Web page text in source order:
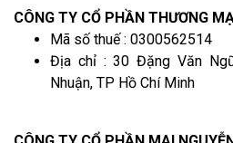
CÔNG TY CỔ PHẦN THƯƠNG
Mã số thuế : 0300562514
Địa chỉ : 30 Đặng Văn
Nhuận, TP Hồ Chí Minh